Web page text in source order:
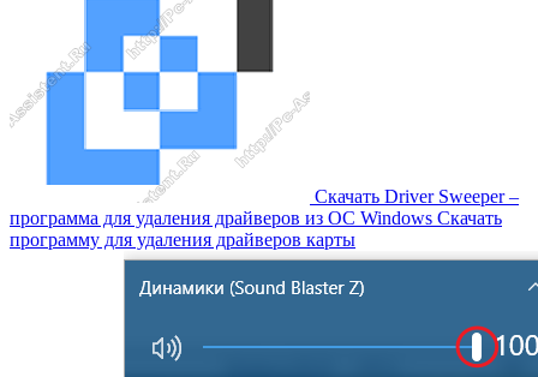
Скачать Driver Sweeper –
программа для удаления драйверов из OC Windows Скачать
программу для удаления драйверов карты